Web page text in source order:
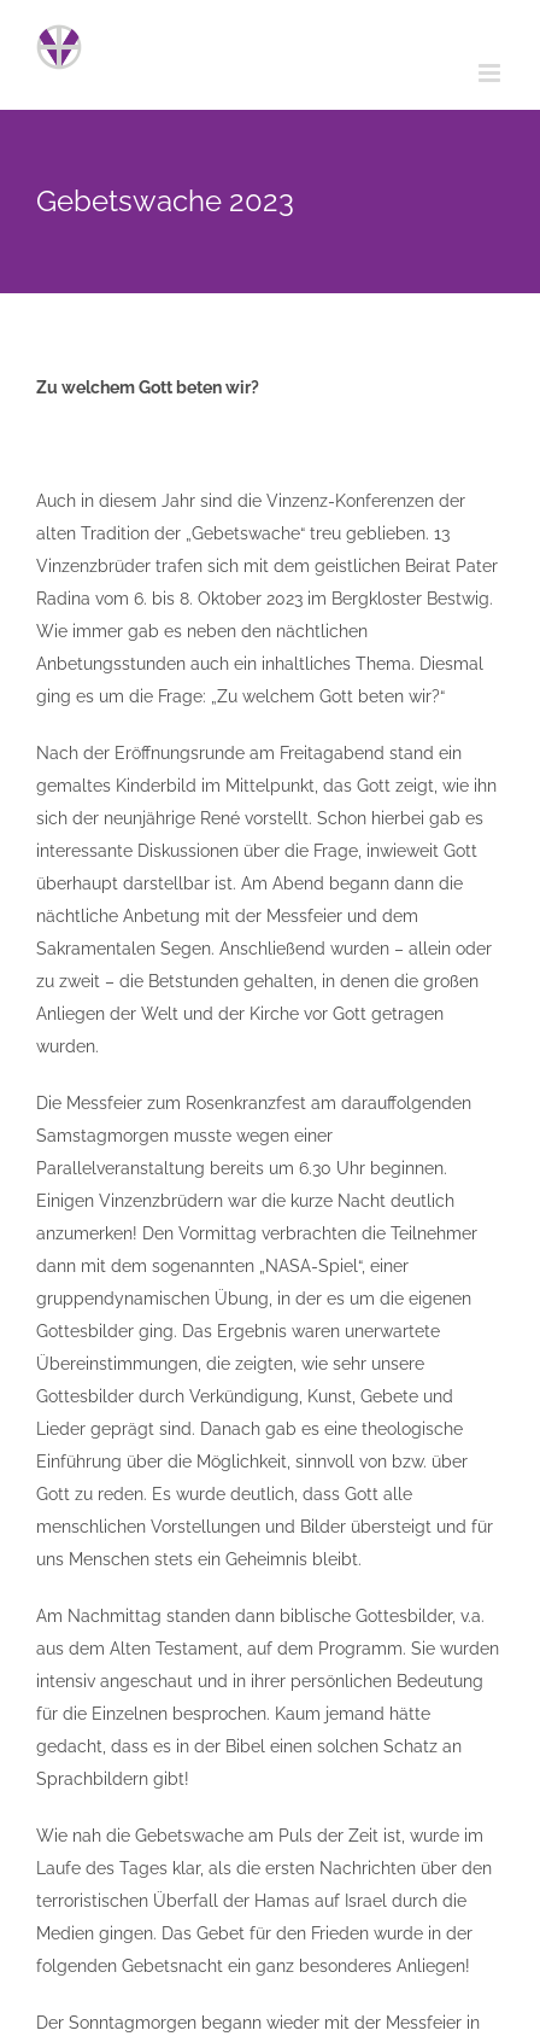
Inhalt
Gebetswache 2023
Zu welchem Gott beten wir?
Auch in diesem Jahr sind die Vinzenz-Konferenzen der
alten Tradition der „Gebetswache“ treu geblieben. 13
Vinzenzbrüder trafen sich mit dem geistlichen Beirat Pater
Radina vom 6. bis 8. Oktober 2023 im Bergkloster Bestwig.
Wie immer gab es neben den nächtlichen
Anbetungsstunden auch ein inhaltliches Thema. Diesmal
ging es um die Frage: „Zu welchem Gott beten wir?“
Nach der Eröffnungsrunde am Freitagabend stand ein
gemaltes Kinderbild im Mittelpunkt, das Gott zeigt, wie ihn
sich der neunjährige René vorstellt. Schon hierbei gab es
interessante Diskussionen über die Frage, inwieweit Gott
überhaupt darstellbar ist. Am Abend begann dann die
nächtliche Anbetung mit der Messfeier und dem
Sakramentalen Segen. Anschließend wurden – allein oder
zu zweit – die Betstunden gehalten, in denen die großen
Anliegen der Welt und der Kirche vor Gott getragen
wurden.
Die Messfeier zum Rosenkranzfest am darauffolgenden
Samstagmorgen musste wegen einer
Parallelveranstaltung bereits um 6.30 Uhr beginnen.
Einigen Vinzenzbrüdern war die kurze Nacht deutlich
anzumerken! Den Vormittag verbrachten die Teilnehmer
dann mit dem sogenannten „NASA-Spiel“, einer
gruppendynamischen Übung, in der es um die eigenen
Gottesbilder ging. Das Ergebnis waren unerwartete
Übereinstimmungen, die zeigten, wie sehr unsere
Gottesbilder durch Verkündigung, Kunst, Gebete und
Lieder geprägt sind. Danach gab es eine theologische
Einführung über die Möglichkeit, sinnvoll von bzw. über
Gott zu reden. Es wurde deutlich, dass Gott alle
menschlichen Vorstellungen und Bilder übersteigt und für
uns Menschen stets ein Geheimnis bleibt.
Am Nachmittag standen dann biblische Gottesbilder, v.a.
aus dem Alten Testament, auf dem Programm. Sie wurden
intensiv angeschaut und in ihrer persönlichen Bedeutung
für die Einzelnen besprochen. Kaum jemand hätte
gedacht, dass es in der Bibel einen solchen Schatz an
Sprachbildern gibt!
Wie nah die Gebetswache am Puls der Zeit ist, wurde im
Laufe des Tages klar, als die ersten Nachrichten über den
terroristischen Überfall der Hamas auf Israel durch die
Medien gingen. Das Gebet für den Frieden wurde in der
folgenden Gebetsnacht ein ganz besonderes Anliegen!
Der Sonntagmorgen begann wieder mit der Messfeier in